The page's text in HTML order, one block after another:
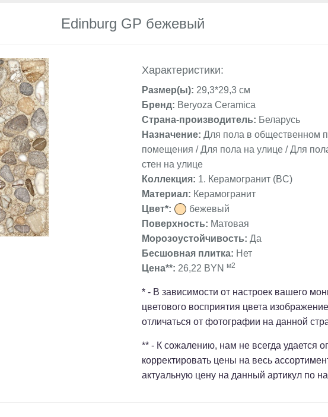
Edinburg GP бежевый
Характеристики:
Размер(ы): 29,3*29,3 см
Бренд: Beryoza Ceramica
Страна-производитель: Беларусь
Назначение: Для пола в общественном
помещения / Для пола на улице / Для
стен на улице
Коллекция: 1. Керамогранит (BC)
Материал: Керамогранит
Цвет*:
бежевый
Поверхность: Матовая
Морозоустойчивость: Да
Бесшовная плитка: Нет
Цена**: 26,22 BYN м2
* - В зависимости от настроек вашего
цветового восприятия цвета
отличаться от фотографии на данной
** - К сожалению, нам не всегда удается
корректировать цены на весь
актуальную цену на данный артикул по